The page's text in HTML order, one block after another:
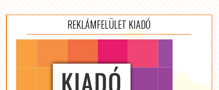
REKLÁMFELÜLET KIADÓ